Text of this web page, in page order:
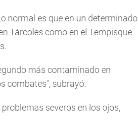
normal es que en un determinado
Tárcoles como en el Tempisque
más contaminado en
combates", subrayó.
severos en los ojos,